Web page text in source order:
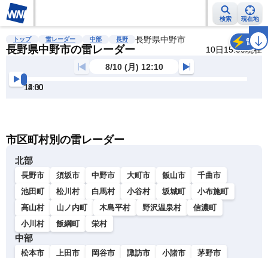
検索 現在地
雨雲レーダー 台風情報 地震情報 警報・注意報 2週間天気 ラ
トップ 雷レーダー 中部 長野 長野県中野市
長野県中野市の雷レーダー 10日15:00現在
雷
8/10 (月) 12:10
12:30
13:00
13:30
14:00
14:30
15:00
市区町村別の雷レーダー
北部
長野市 須坂市 中野市 大町市 飯山市
千曲市
池田町
松川村 白馬村 小谷村 坂城町
小布施町
高山村
山ノ内町 木島平村 野沢温泉村
信濃町
小川村
飯綱町 栄村
中部
松本市 上田市 岡谷市 諏訪市 小諸市
茅野市